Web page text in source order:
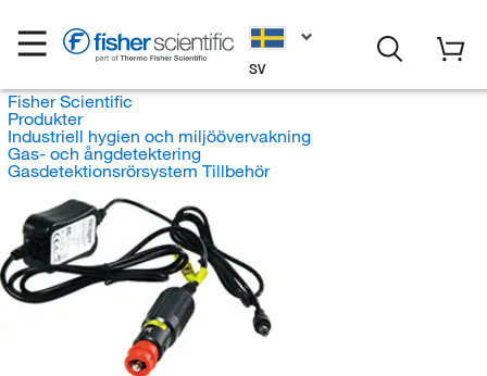
SV
Fisher Scientific
Produkter
Industriell hygien och miljöövervakning
Gas- och ångdetektering
Gasdetektionsrörsystem Tillbehör